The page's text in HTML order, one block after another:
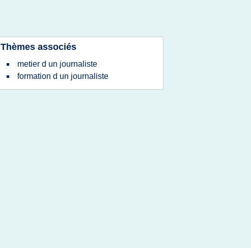
Thèmes associés
metier d un journaliste
formation d un journaliste